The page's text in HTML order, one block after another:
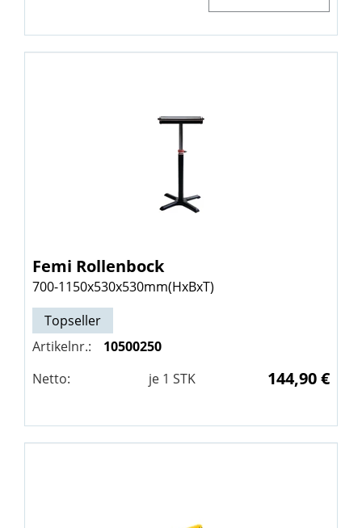
Femi Rollenbock
700-1150x530x530mm(HxBxT)
Topseller
Artikelnr.:
10500250
Netto:
je 1 STK 144,90 €